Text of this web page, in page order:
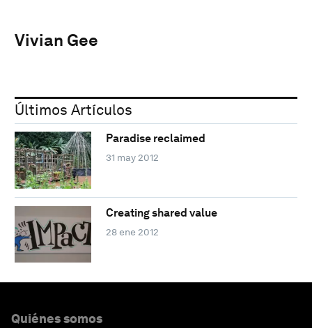
Vivian Gee
Últimos Artículos
Paradise reclaimed
31 may 2012
Creating shared value
28 ene 2012
Quiénes somos